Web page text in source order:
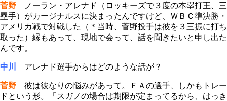
菅野 ノーラン・アレナド（ロッキーズで３度の本塁打王、三
塁手）がカージナルスに決まったんですけど、ＷＢＣ準決勝・
アメリカ戦で対戦した（＊当時、菅野投手は彼を３三振に打ち
取った）縁もあって、現地で会って、話を聞きたいと申し出た
んです。
中川 アレナド選手からはどのような話が？
菅野 彼は彼なりの悩みがあって。ＦＡの選手、しかもトレー
ドという形。「スガノの場合は期限が定まってるから、はっき